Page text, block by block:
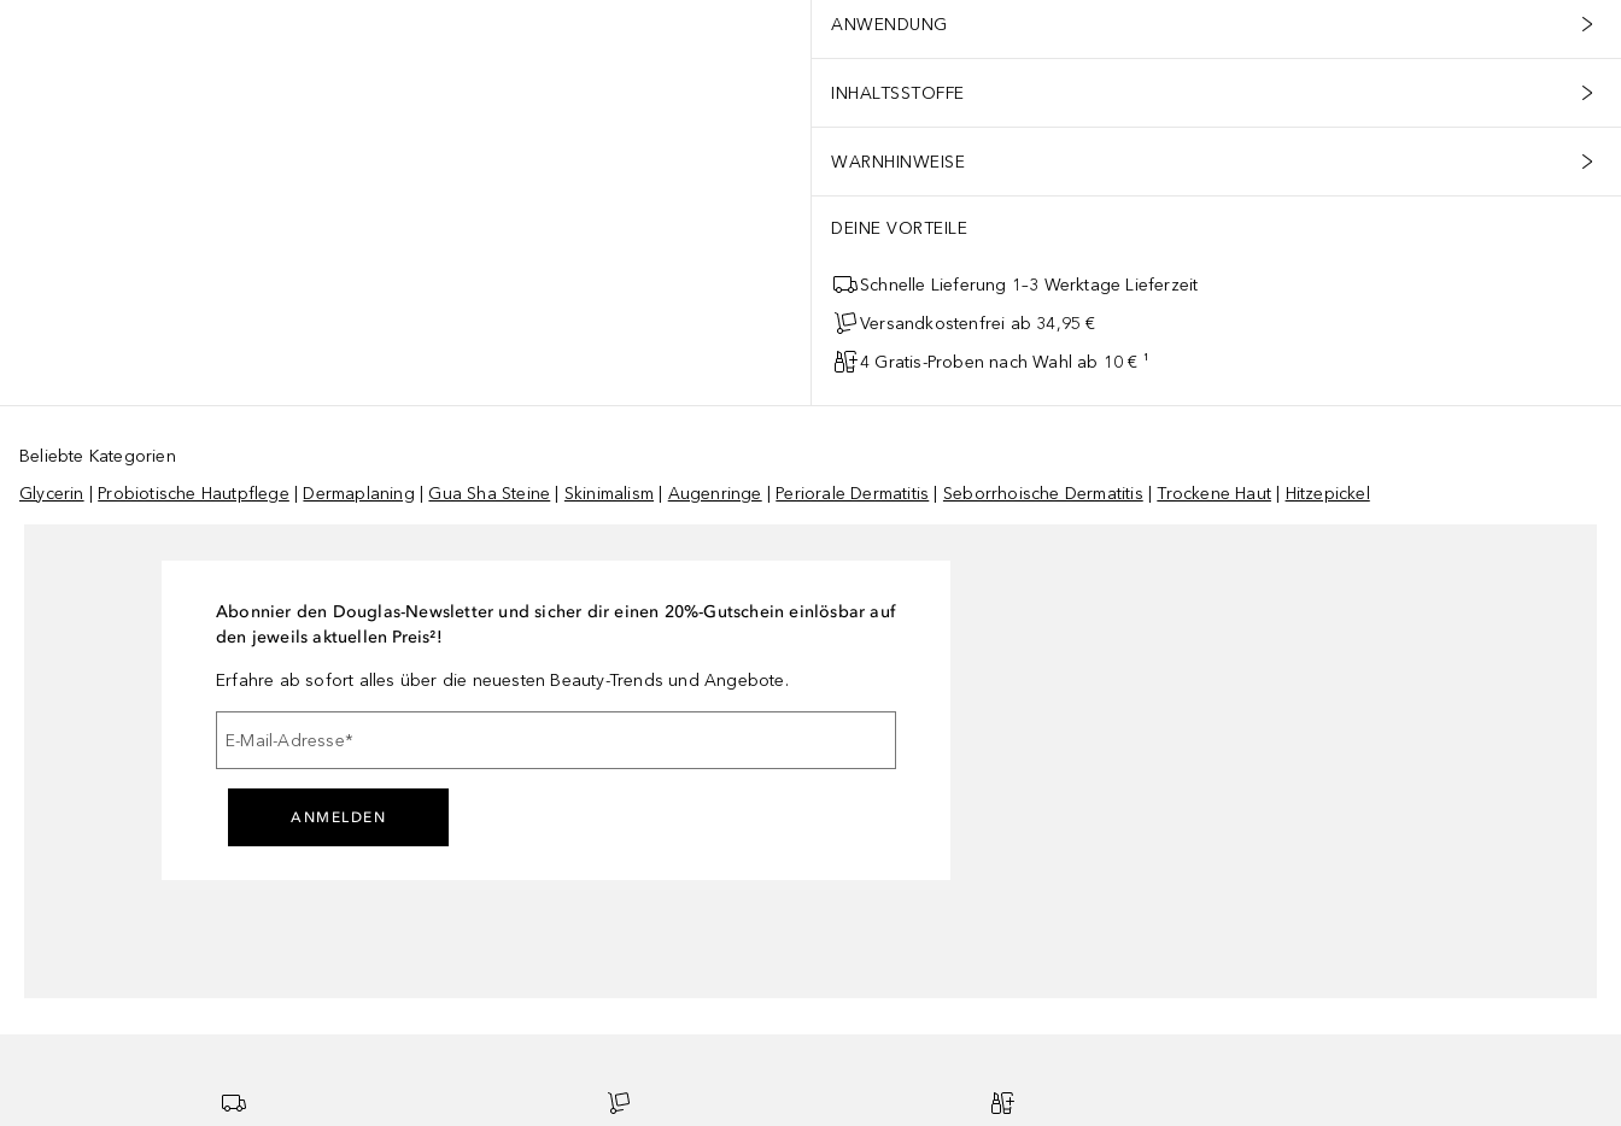
ANWENDUNG
INHALTSSTOFFE
WARNHINWEISE
DEINE VORTEILE
Schnelle Lieferung 1–3 Werktage Lieferzeit
Versandkostenfrei ab 34,95 €
4 Gratis-Proben nach Wahl ab 10 € ¹
Beliebte Kategorien
Glycerin |Probiotische Hautpflege |Dermaplaning Gua Sha Steine Skinimalism Augenringe |Periorale Dermatitis Seborrhoische Dermatitis |Trockene Haut| Hitzepickel
Abonnier den Douglas-Newsletter und sicher dir einen 20%-Gutschein einlösbar auf
den jeweils aktuellen Preis²!
Erfahre ab sofort alles über die neuesten Beauty-Trends und Angebote.
E-Mail-Adresse*
ANMELDEN